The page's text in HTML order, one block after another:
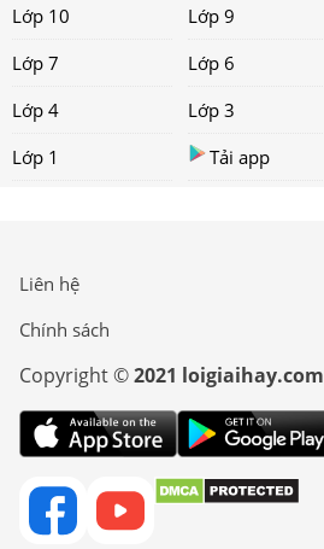
Lớp 10
Lớp 9
Lớp 7
Lớp 6
Lớp 4
Lớp 3
Lớp 1
Tải app
Liên hệ
Chính sách
Copyright ©2021 loigiaihay.com